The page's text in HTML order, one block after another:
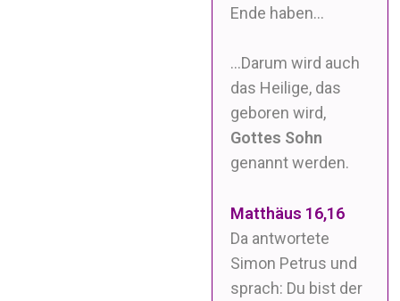
Ende haben…
…Darum wird auch
das Heilige, das
geboren wird,
Gottes Sohn
genannt werden.
Matthäus 16,16
Da antwortete
Simon Petrus und
sprach: Du bist der